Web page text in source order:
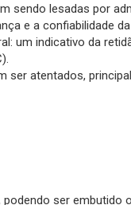
sendo lesadas por
e a confiabilidade
um indicativo da
ser atentados,
ser embutido